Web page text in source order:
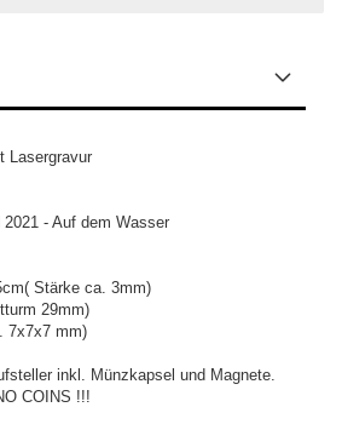
Lasergravur
- Auf dem Wasser
Stärke ca. 3mm)
29mm)
7x7x7 mm)
inkl. Münzkapsel und Magnete.
COINS !!!